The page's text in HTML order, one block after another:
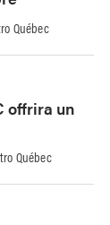
Québec
offrira un
Québec